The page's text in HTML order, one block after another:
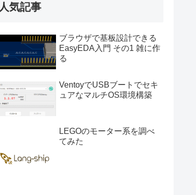
人気記事
ブラウザで基板設計できる
EasyEDA入門 その1 雑に作
る
VentoyでUSBブートでセキ
ュアなマルチOS環境構築
LEGOのモーター系を調べ
てみた